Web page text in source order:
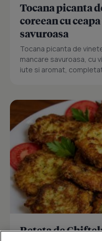
Tocana picanta
coreean cu
savuroasa
Tocana picanta de
mancare savuroasa, cu
iute si aromat,
Reteta de